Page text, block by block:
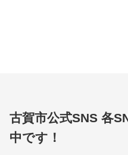
古賀市公式SNS 各
中です！